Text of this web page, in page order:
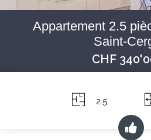
Appartement 2.5
Saint-
CHF
2.5